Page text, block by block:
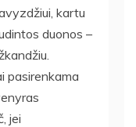
kartu
duonos –
pasirenkama
jei